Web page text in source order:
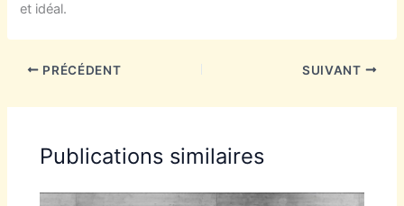
et idéal.
PRÉCÉDENT SUIVANT
Publications similaires